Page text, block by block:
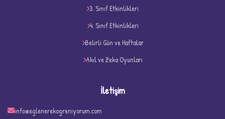
✧
3. Sınıf Etkinlikleri
4. Sınıf Etkinlikleri
Belirli Gün ve Haftalar
Akıl ve Zeka Oyunları
İletişim
info@eglenerekogreniyorum.com